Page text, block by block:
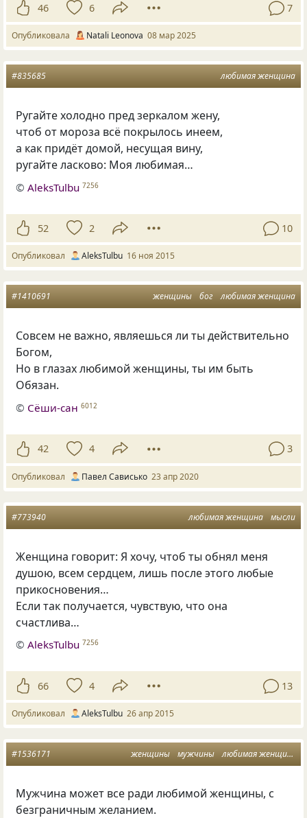
46 6 7
Опубликовала Natali Leonova 08 мар 2025
любимая женщина
#835685
Ругайте холодно пред зеркалом жену,
чтоб от мороза всё покрылось инеем,
а как придёт домой, несущая вину,
ругайте ласково: Моя любимая…
©AleksTulbu 7256
52 2 10
Опубликовал AleksTulbu 16 ноя 2015
женщины бог любимая женщина
#1410691
Совсем не важно, являешься ли ты действительно
Богом,
Но в глазах любимой женщины, ты им быть
Обязан.
© Сёши-сан 6012
42 4 3
Опубликовал Павел Сависько 23 апр 2020
любимая женщина мысли
#773940
Женщина говорит: Я хочу, чтоб ты обнял меня
душою, всем сердцем, лишь после этого любые
прикосновения…
Если так получается, чувствую, что она
счастлива…
©AleksTulbu 7256
66 4 13
Опубликовал AleksTulbu 26 апр 2015
женщины мужчины любимая женщина
#1536171
Мужчина может все ради любимой женщины, с
безграничным желанием.